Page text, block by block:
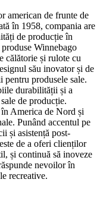
american de frunte de
în 1958, compania are
de producție în
Winnebago
călătorie și rulote cu
său inovator și de
pentru produsele sale.
durabilității și a
de producție.
America de Nord și
Punând accentul pe
și asistență post-
de a oferi clienților
și continuă să inoveze
nevoilor în
recreative.